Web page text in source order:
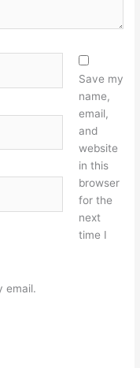
Save my
name,
email,
and
website
in this
browser
for the
next
time I
email.